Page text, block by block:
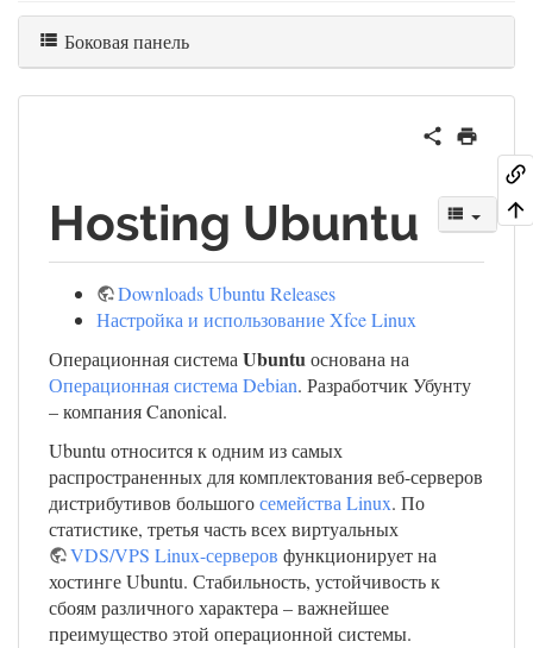
Боковая панель
Hosting Ubuntu
Downloads Ubuntu Releases
Настройка и использование Xfce Linux
Операционная система Ubuntuоснована на
Операционная система Debian. Разработчик Убунту
– компания Canonical.
Ubuntu относится к одним из самых
распространенных для комплектования веб-серверов
дистрибутивов большогосемейства Linux. По
статистике, третья часть всех виртуальных
VDS/VPS Linux-серверов функционирует на
хостинге Ubuntu. Стабильность, устойчивость к
сбоям различного характера – важнейшее
преимущество этой операционной системы.